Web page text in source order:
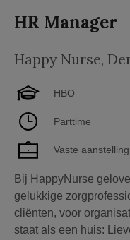
HR Manager
Happy Nurse,
HBO
Parttime
Vaste aanstelling
Bij HappyNurse
gelukkige
cliënten, voor
staat als een huis: